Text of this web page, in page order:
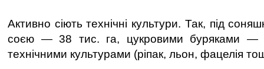
Активно сіють технічні культури. Так, під
соєю — 38 тис. га, цукровими буряками —
технічними культурами (ріпак, льон, фацелія